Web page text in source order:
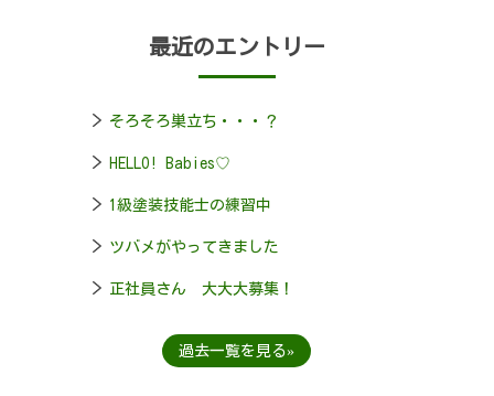
最近のエントリー
そろそろ巣立ち・・・？
HELLO! Babies♡
1級塗装技能士の練習中
ツバメがやってきました
正社員さん 大大大募集！
過去一覧を見る